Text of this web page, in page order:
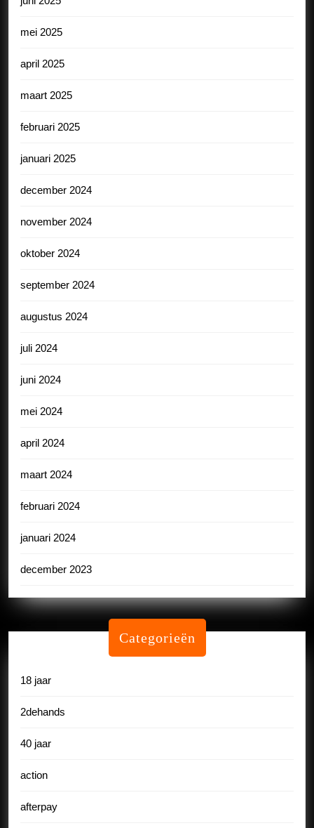
mei 2025
april 2025
maart 2025
februari 2025
januari 2025
december 2024
november 2024
oktober 2024
september 2024
augustus 2024
juli 2024
juni 2024
mei 2024
april 2024
maart 2024
februari 2024
januari 2024
december 2023
Categorieën
18 jaar
2dehands
40 jaar
action
afterpay